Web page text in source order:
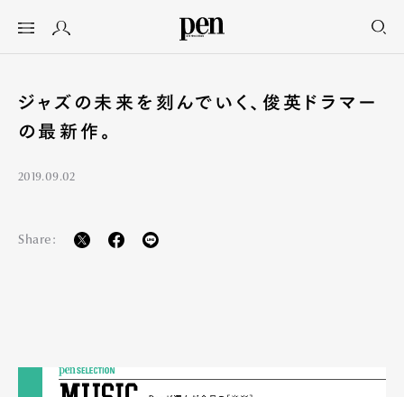
ジャズの未来を刻んでいく、俊英ドラマー
の最新作。
2019.09.02
Share: